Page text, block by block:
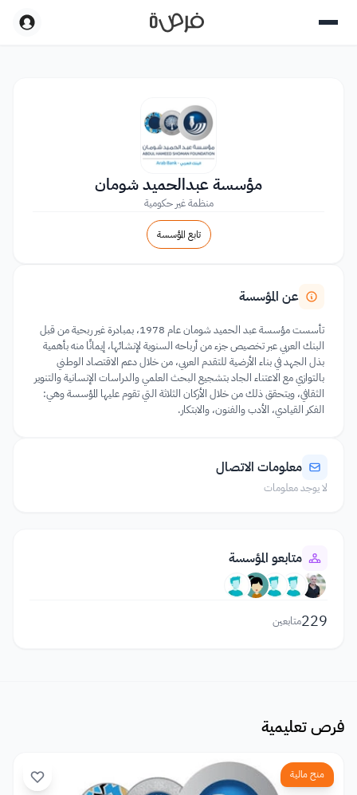
مؤسسة عبدالحميد شومان
منظمة غير حكومية
تابع المؤسسة
عن المؤسسة
تأسست مؤسسة عبد الحميد شومان عام 1978، بمبادرة غير ربحية من قبل
البنك العربي عبر تخصيص جزء من أرباحه السنوية لإنشائها، إيمانًا منه بأهمية
بذل الجهد في بناء الأرضية للتقدم العربي، من خلال دعم الاقتصاد الوطني
بالتوازي مع الاعتناء الجاد بتشجيع البحث العلمي والدراسات الإنسانية والتنوير
الثقافي، ويتحقق ذلك من خلال الأركان الثلاثة التي تقوم عليها المؤسسة وهي:
الفكر القيادي، الأدب والفنون، والابتكار.
معلومات الاتصال
لا يوجد معلومات
متابعو المؤسسة
229متابعين
فرص تعليمية
منح مالية